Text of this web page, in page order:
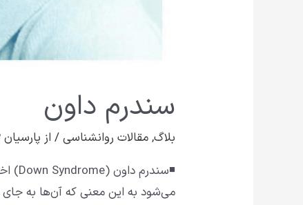
سندرم داون
بلاگ,مقالات روانشناسی/ از پارسیان VIP